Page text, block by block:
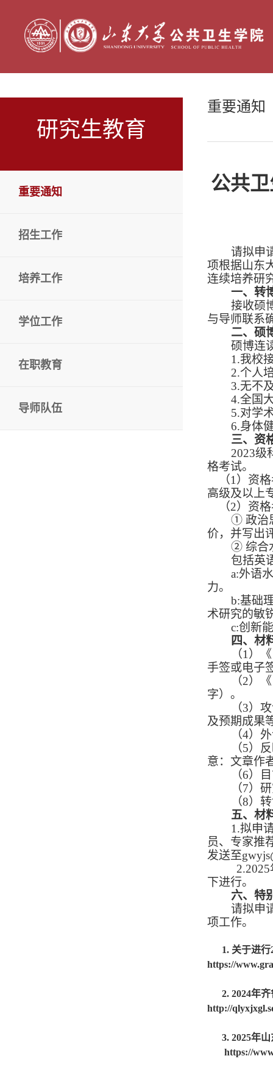
研究生教育
重要通知
招生工作
培养工作
学位工作
在职教育
导师队伍
重要通知
公共
请拟申
项根据山东
连续培养研
一、转
接收硕
与导师联系
二、硕
硕博连
1.我校
2.个人
3.无不
4.全国
5.对学
6.身体
三、资
2023级
格考试。
（1）资
高级及以上
（2）资
① 政治
价，并写出
② 综合
包括英
a:外语
力。
b:基础
术研究的敏
c:创新
四、 材
（1）
手签或电子
（2）
字）。
（3）
及预期成果
（4）
（5）
意：文章作
（6）
（7）
（8）
五、材
1.拟申
员、专家推
发送至
2.2025
下进行。
六、特
请拟申
项工作。
1. 关于进行
https://
2. 2024年
http://
3. 2025年
https://